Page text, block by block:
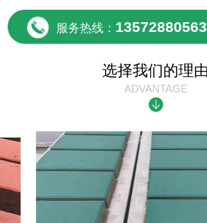
服务热线： 13572880563
选择我们的理由
ADVANTAGE